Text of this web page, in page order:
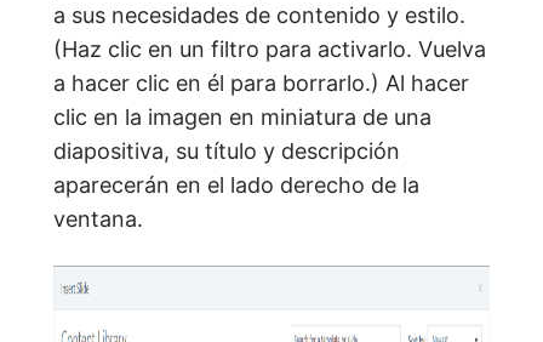
a sus necesidades de contenido y estilo.
(Haz clic en un filtro para activarlo. Vuelva
a hacer clic en él para borrarlo.) Al hacer
clic en la imagen en miniatura de una
diapositiva, su título y descripción
aparecerán en el lado derecho de la
ventana.